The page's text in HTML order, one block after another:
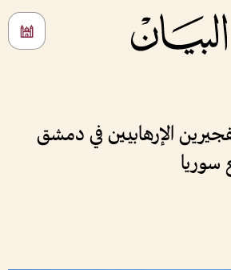
الإرهابيين في دمشق
سوريا